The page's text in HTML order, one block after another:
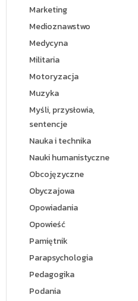
Marketing
Medioznawstwo
Medycyna
Militaria
Motoryzacja
Muzyka
Myśli, przysłowia,
sentencje
Nauka i technika
Nauki humanistyczne
Obcojęzyczne
Obyczajowa
Opowiadania
Opowieść
Pamiętnik
Parapsychologia
Pedagogika
Podania